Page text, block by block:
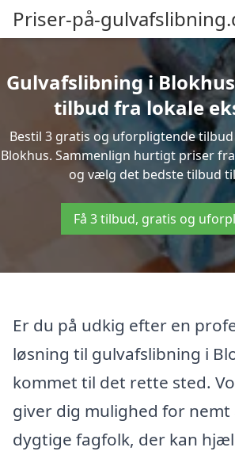
Priser-på-
Gulvafslibning i
tilbud fra lokale
Bestil 3 gratis og uforpligtende
Blokhus. Sammenlign hurtigt priser
og vælg det bedste tilbud
Få 3 tilbud, gratis og
Er du på udkig efter en
løsning til gulvafslibning i
kommet til det rette sted.
giver dig mulighed for nemt
dygtige fagfolk, der kan